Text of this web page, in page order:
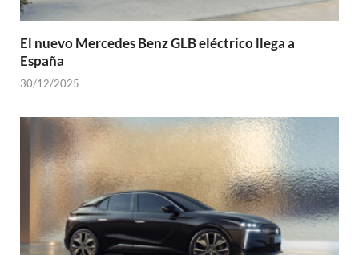
El nuevo Mercedes Benz GLB eléctrico llega a
España
30/12/2025